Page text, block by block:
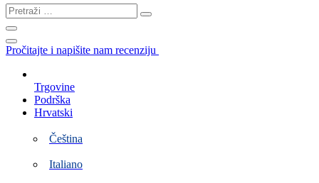
Pretraži
…
Pročitajte i napišite nam recenziju
Trgovine
Podrška
Hrvatski
Čeština
Italiano